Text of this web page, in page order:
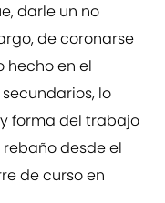
darle un no
de coronarse
hecho en el
lo
forma del trabajo
desde el
de curso en